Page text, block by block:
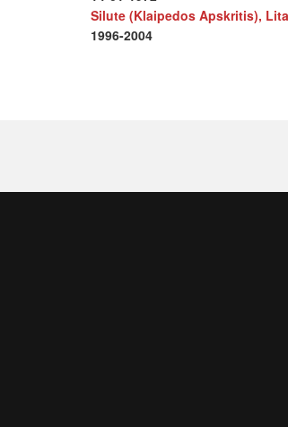
Silute (Klaipedos Apskritis),
1996-2004